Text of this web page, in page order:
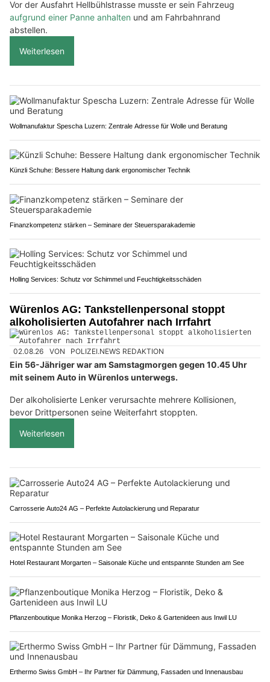
Vor der Ausfahrt Hellbühlstrasse musste er sein Fahrzeug
aufgrund einer Panne anhalten und am Fahrbahnrand
abstellen.
Weiterlesen
Wollmanufaktur Spescha Luzern: Zentrale Adresse für Wolle und Beratung
Künzli Schuhe: Bessere Haltung dank ergonomischer Technik
Finanzkompetenz stärken – Seminare der Steuersparakademie
Holling Services: Schutz vor Schimmel und Feuchtigkeitsschäden
Würenlos AG: Tankstellenpersonal stoppt
alkoholisierten Autofahrer nach Irrfahrt
02.08.26 VON POLIZEI.NEWS REDAKTION
Ein 56-Jähriger war am Samstagmorgen gegen 10.45 Uhr
mit seinem Auto in Würenlos unterwegs.
Der alkoholisierte Lenker verursachte mehrere Kollisionen,
bevor Drittpersonen seine Weiterfahrt stoppten.
Weiterlesen
Carrosserie Auto24 AG – Perfekte Autolackierung und Reparatur
Hotel Restaurant Morgarten – Saisonale Küche und entspannte Stunden am See
Pflanzenboutique Monika Herzog – Floristik, Deko & Gartenideen aus Inwil LU
Erthermo Swiss GmbH – Ihr Partner für Dämmung, Fassaden und Innenausbau